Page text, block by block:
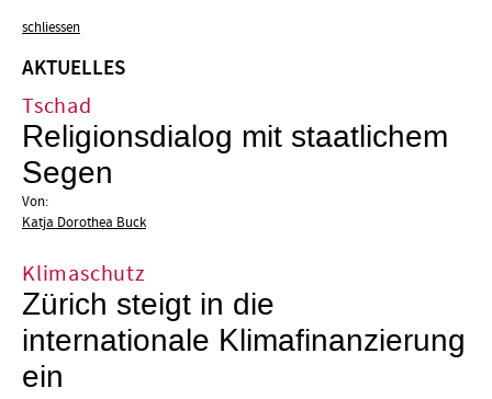
schliessen
AKTUELLES
Tschad
Religionsdialog mit staatlichem
Segen
Von:
Katja Dorothea Buck
Klimaschutz
Zürich steigt in die
internationale Klimafinanzierung
ein